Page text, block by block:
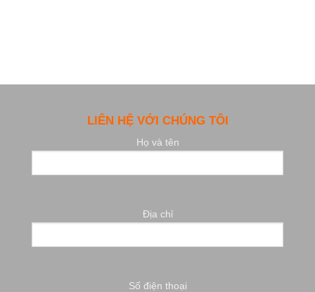
LIÊN HỆ VỚI CHÚNG TÔI
Họ và tên
Địa chỉ
Số điện thoại